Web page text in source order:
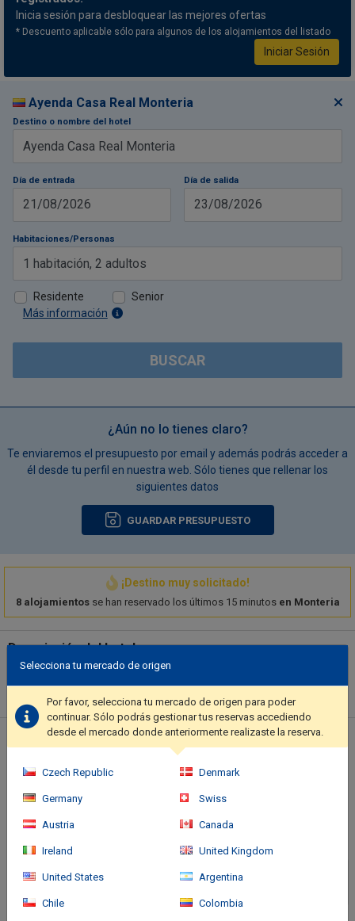
Inicia sesión para desbloquear las mejores ofertas
* Descuento aplicable sólo para algunos de los alojamientos del listado
Iniciar Sesión
Ayenda Casa Real Monteria
Destino o nombre del hotel
Día de entrada
21/08/2026
Día de salida
23/08/2026
Habitaciones/Personas
1 habitación, 2 adultos
Residente
Senior
Más información
BUSCAR
¿Aún no lo tienes claro?
Te enviaremos el presupuesto por email y además podrás acceder a
él desde tu perfil en nuestra web. Sólo tienes que rellenar los
siguientes datos
GUARDAR PRESUPUESTO
¡Destino muy solicitado!
8 alojamientosse han reservado los últimos 15 minutos en Monteria
Descripción del hotel
Make use of convenient amenities, which include complimentary
wireless internet access and a banquet hall.. Featured amenities
include a computer station, dry cleaning/laundry services, and a
24-hour front desk..
Selecciona tu mercado de origen
Por favor, selecciona tu mercado de origen para poder
continuar. Sólo podrás gestionar tus reservas accediendo
desde el mercado donde anteriormente realizaste la reserva.
Czech Republic Denmark
Germany Swiss
Austria Canada
Ireland United Kingdom
United States Argentina
Chile Colombia